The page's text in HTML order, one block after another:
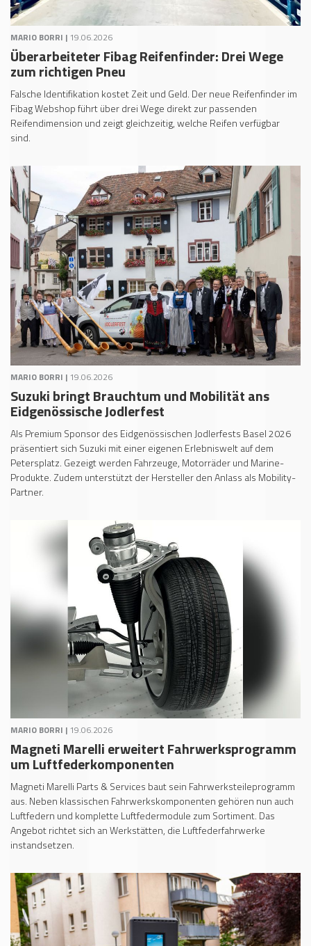
MARIO BORRI | 19.06.2026
Überarbeiteter Fibag Reifenfinder: Drei Wege
zum richtigen Pneu
Falsche Identifikation kostet Zeit und Geld. Der neue Reifenfinder im
Fibag Webshop führt über drei Wege direkt zur passenden
Reifendimension und zeigt gleichzeitig, welche Reifen verfügbar
sind.
MARIO BORRI | 19.06.2026
Suzuki bringt Brauchtum und Mobilität ans
Eidgenössische Jodlerfest
Als Premium Sponsor des Eidgenössischen Jodlerfests Basel 2026
präsentiert sich Suzuki mit einer eigenen Erlebniswelt auf dem
Petersplatz. Gezeigt werden Fahrzeuge, Motorräder und Marine-
Produkte. Zudem unterstützt der Hersteller den Anlass als Mobility-
Partner.
MARIO BORRI | 19.06.2026
Magneti Marelli erweitert Fahrwerksprogramm
um Luftfederkomponenten
Magneti Marelli Parts & Services baut sein Fahrwerksteileprogramm
aus. Neben klassischen Fahrwerkskomponenten gehören nun auch
Luftfedern und komplette Luftfedermodule zum Sortiment. Das
Angebot richtet sich an Werkstätten, die Luftfederfahrwerke
instandsetzen.